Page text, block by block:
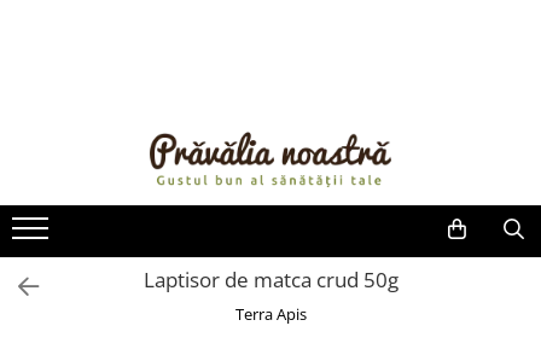
ULEIURI ȘI UNTURI
MĂSLINE
NUCI ȘI SEMINȚE
FRUCTE DESHIDRATATE
Laptisor de matca crud 50g
Terra Apis